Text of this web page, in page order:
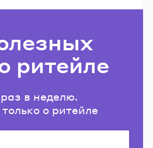
ритейле
в неделю.
о ритейле